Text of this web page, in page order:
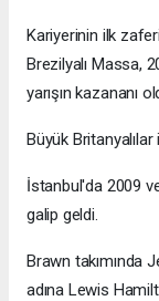
Kariyerinin ilk
Brezilyalı Massa,
yarışın kazananı
Büyük
İstanbul'da 2009
galip geldi.
Brawn takımında
adına Lewis